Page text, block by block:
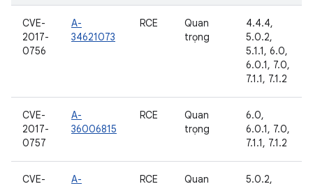
CVE-
2017-
0756
A-
34621073
RCE
Quan
trọng
4.4.4,
5.0.2,
5.1.1, 6.0,
6.0.1, 7.0,
7.1.1, 7.1.2
CVE-
2017-
0757
A-
36006815
RCE
Quan
trọng
6.0,
6.0.1, 7.0,
7.1.1, 7.1.2
CVE-
A-
RCE
Quan
5.0.2,